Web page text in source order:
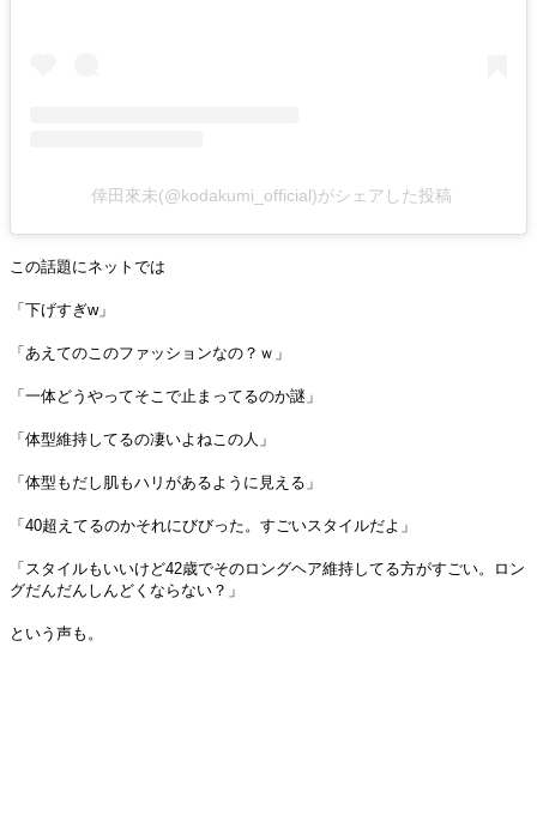
倖田來未(@kodakumi_official)がシェアした投稿
この話題にネットでは
「下げすぎw」
「あえてのこのファッションなの？ｗ」
「一体どうやってそこで止まってるのか謎」
「体型維持してるの凄いよねこの人」
「体型もだし肌もハリがあるように見える」
「40超えてるのかそれにびびった。すごいスタイルだよ」
「スタイルもいいけど42歳でそのロングヘア維持してる方がすごい。ロン
グだんだんしんどくならない？」
という声も。